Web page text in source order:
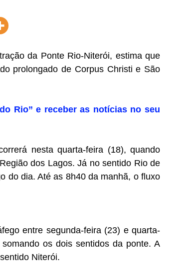
da Ponte Rio-Niterói, estima que
prolongado de Corpus Christi e São
Rio” e receber as notícias no seu
nesta quarta-feira (18), quando
dos Lagos. Já no sentido Rio de
do dia. Até as 8h40 da manhã, o fluxo
entre segunda-feira (23) e quarta-
os dois sentidos da ponte. A
Niterói.